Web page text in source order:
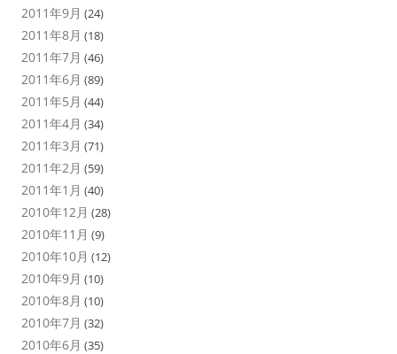
2011年9月 (24)
2011年8月 (18)
2011年7月 (46)
2011年6月 (89)
2011年5月 (44)
2011年4月 (34)
2011年3月 (71)
2011年2月 (59)
2011年1月 (40)
2010年12月 (28)
2010年11月 (9)
2010年10月 (12)
2010年9月 (10)
2010年8月 (10)
2010年7月 (32)
2010年6月 (35)